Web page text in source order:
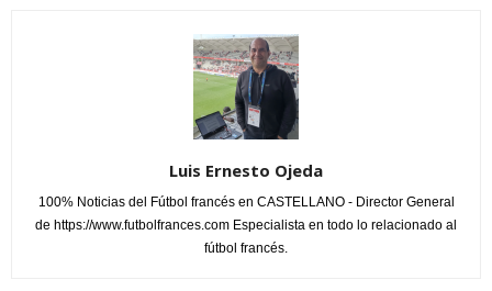
Luis Ernesto Ojeda
100% Noticias del Fútbol francés en CASTELLANO - Director General
de https://www.futbolfrances.com Especialista en todo lo relacionado al
fútbol francés.